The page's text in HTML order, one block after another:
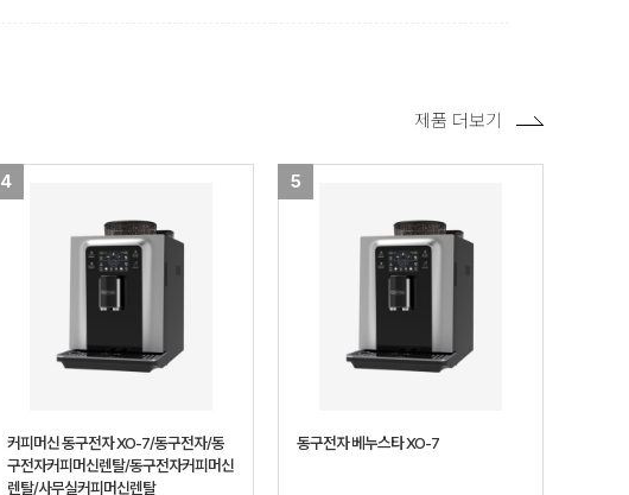
4
커피머신 동구전자 XO-7/동구전자/동
구전자커피머신렌탈/동구전자커피머신
렌탈/사무실커피머신렌탈
5
동구전자 베누스타 XO-7
제품 더보기